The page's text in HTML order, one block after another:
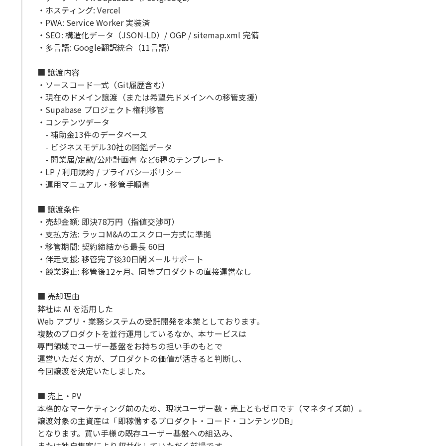
・ホスティング: Vercel
・PWA: Service Worker 実装済
・SEO: 構造化データ（JSON-LD）/ OGP / sitemap.xml 完備
・多言語: Google翻訳統合（11言語）
■ 譲渡内容
・ソースコード一式（Git履歴含む）
・現在のドメイン譲渡（または希望先ドメインへの移管支援）
・Supabase プロジェクト権利移管
・コンテンツデータ
- 補助金13件のデータベース
- ビジネスモデル30社の図鑑データ
- 開業届/定款/公庫計画書 など6種のテンプレート
・LP / 利用規約 / プライバシーポリシー
・運用マニュアル・移管手順書
■ 譲渡条件
・売却金額: 即決78万円（指値交渉可）
・支払方法: ラッコM&Aのエスクロー方式に準拠
・移管期間: 契約締結から最長 60日
・伴走支援: 移管完了後30日間メールサポート
・競業避止: 移管後12ヶ月、同等プロダクトの直接運営なし
■ 売却理由
弊社は AI を活用した
Web アプリ・業務システムの受託開発を本業としております。
複数のプロダクトを並行運用しているなか、本サービスは
専門領域でユーザー基盤をお持ちの担い手のもとで
運営いただく方が、プロダクトの価値が活きると判断し、
今回譲渡を決定いたしました。
■ 売上・PV
本格的なマーケティング前のため、現状ユーザー数・売上ともゼロです（マネタイズ前）。
譲渡対象の主資産は「即稼働するプロダクト・コード・コンテンツDB」
となります。買い手様の既存ユーザー基盤への組込み、